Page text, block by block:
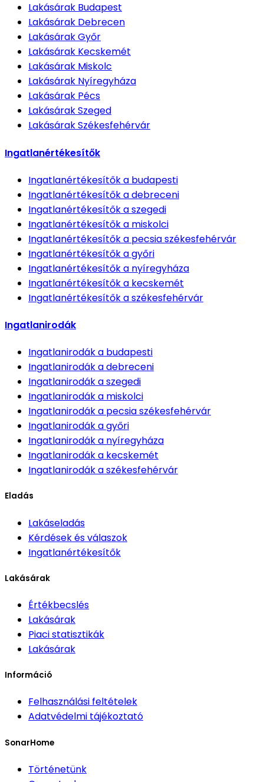
Lakásárak Budapest
Lakásárak Debrecen
LakásárakGyőr
Lakásárak Kecskemét
Lakásárak Miskolc
Lakásárak Nyíregyháza
Lakásárak Pécs
LakásárakSzeged
LakásárakSzékesfehérvár
Ingatlanértékesítők
Ingatlanértékesítőka budapesti
Ingatlanértékesítőka debreceni
Ingatlanértékesítőka szegedi
Ingatlanértékesítőka miskolci
Ingatlanértékesítőka pecsia székesfehérvár
Ingatlanértékesítőka győri
Ingatlanértékesítőka nyíregyháza
Ingatlanértékesítőka kecskemét
Ingatlanértékesítőka székesfehérvár
Ingatlanirodák
Ingatlanirodáka budapesti
Ingatlanirodáka debreceni
Ingatlanirodáka szegedi
Ingatlanirodáka miskolci
Ingatlanirodáka pecsia székesfehérvár
Ingatlanirodáka győri
Ingatlanirodáka nyíregyháza
Ingatlanirodáka kecskemét
Ingatlanirodáka székesfehérvár
Eladás
Lakáseladás
Kérdések és válaszok
Ingatlanértékesítők
Lakásárak
Értékbecslés
Lakásárak
Piaci statisztikák
Lakásárak
Információ
Felhasználási feltételek
Adatvédelmi tájékoztató
SonarHome
Történetünk